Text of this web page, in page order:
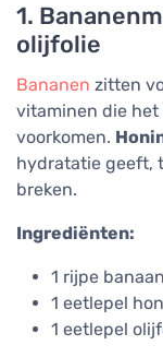
1.
olijfolie
Bananen zitten
vitaminen die het
voorkomen.
hydratatie geeft,
breken.
Ingrediënten:
1 rijpe banaan
1 eetlepel
1 eetlepel